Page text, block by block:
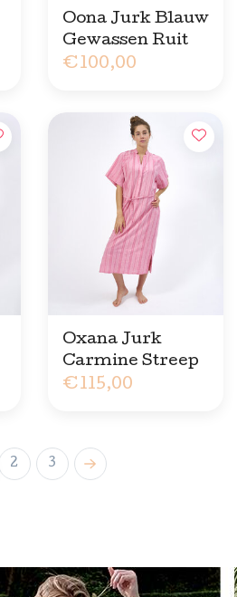
Oona Jurk Blauw
Gewassen Ruit
€100,00
Oxana Jurk
Carmine Streep
€115,00
2 3